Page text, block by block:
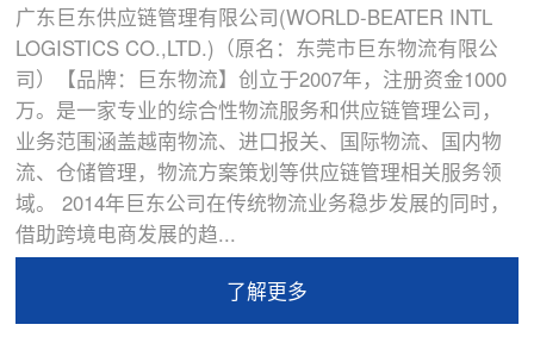
广东巨东供应链管理有限公司(WORLD-BEATER INTL
LOGISTICS CO.,LTD.)（原名：东莞市巨东物流有限公
司）【品牌：巨东物流】创立于2007年，注册资金1000
万。是一家专业的综合性物流服务和供应链管理公司，
业务范围涵盖越南物流、进口报关、国际物流、国内物
流、仓储管理，物流方案策划等供应链管理相关服务领
域。 2014年巨东公司在传统物流业务稳步发展的同时，
借助跨境电商发展的趋...
了解更多